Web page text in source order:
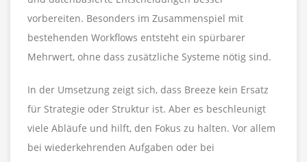
vorbereiten. Besonders im Zusammenspiel mit
bestehenden Workflows entsteht ein spürbarer
Mehrwert, ohne dass zusätzliche Systeme nötig sind.
In der Umsetzung zeigt sich, dass Breeze kein Ersatz
für Strategie oder Struktur ist. Aber es beschleunigt
viele Abläufe und hilft, den Fokus zu halten. Vor allem
bei wiederkehrenden Aufgaben oder bei